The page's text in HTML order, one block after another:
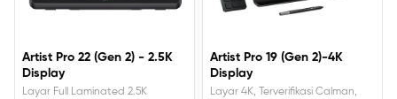
Artist Pro 22 (Gen 2) - 2.5K
Display
Layar Full Laminated 2.5K
Artist Pro 19 (Gen 2)-4K
Display
Layar 4K, Terverifikasi Calman,